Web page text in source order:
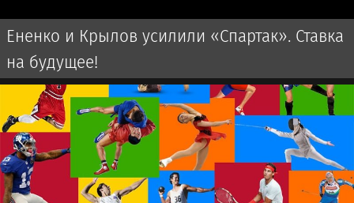
Ененко и Крылов усилили «Спартак». Ставка
на будущее!